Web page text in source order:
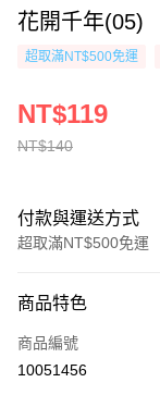
花開千年(05)
超取滿NT$500免運
NT$140
NT$119
付款與運送方式
超取滿NT$500免運
信用卡一次付款
超商取貨付款
商品特色
商品編號
10051456